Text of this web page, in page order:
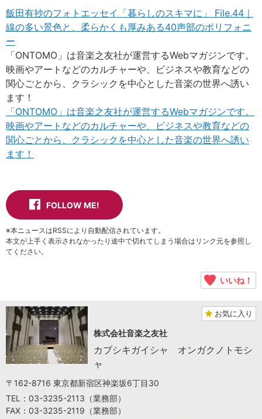
飯田有抄のフォトエッセイ「暮らしのスキマに」 File.44｜
線の多い景色と、柔らかくも厚みある40声部のポリフォニ
ー
「ONTOMO」は音楽之友社が運営するWebマガジンです。
映画やアートなどのカルチャーや、ビジネスや教育などの
関心ごとから、クラシックを中心とした音楽の世界へ誘い
ます！
「ONTOMO」は音楽之友社が運営するWebマガジンです。
映画やアートなどのカルチャーや、ビジネスや教育などの
関心ごとから、クラシックを中心とした音楽の世界へ誘い
ます！
FOLLOW ME!
※本ニュースはRSSにより自動配信されています。
本文が上手く表示されなかったり途中で切れてしまう場合はリンク元を参照し
てください。
いいね！
お気に入り
株式会社音楽之友社
カブシキガイシャ オンガクノトモシ
ャ
〒162-8716 東京都新宿区神楽坂6丁目30
TEL：03-3235-2113（業務部）
FAX：03-3235-2119（業務部）